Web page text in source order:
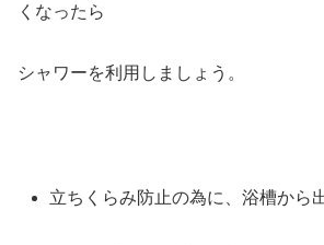
くなったら
シャワーを利用しましょう。
立ちくらみ防止の為に、浴槽から